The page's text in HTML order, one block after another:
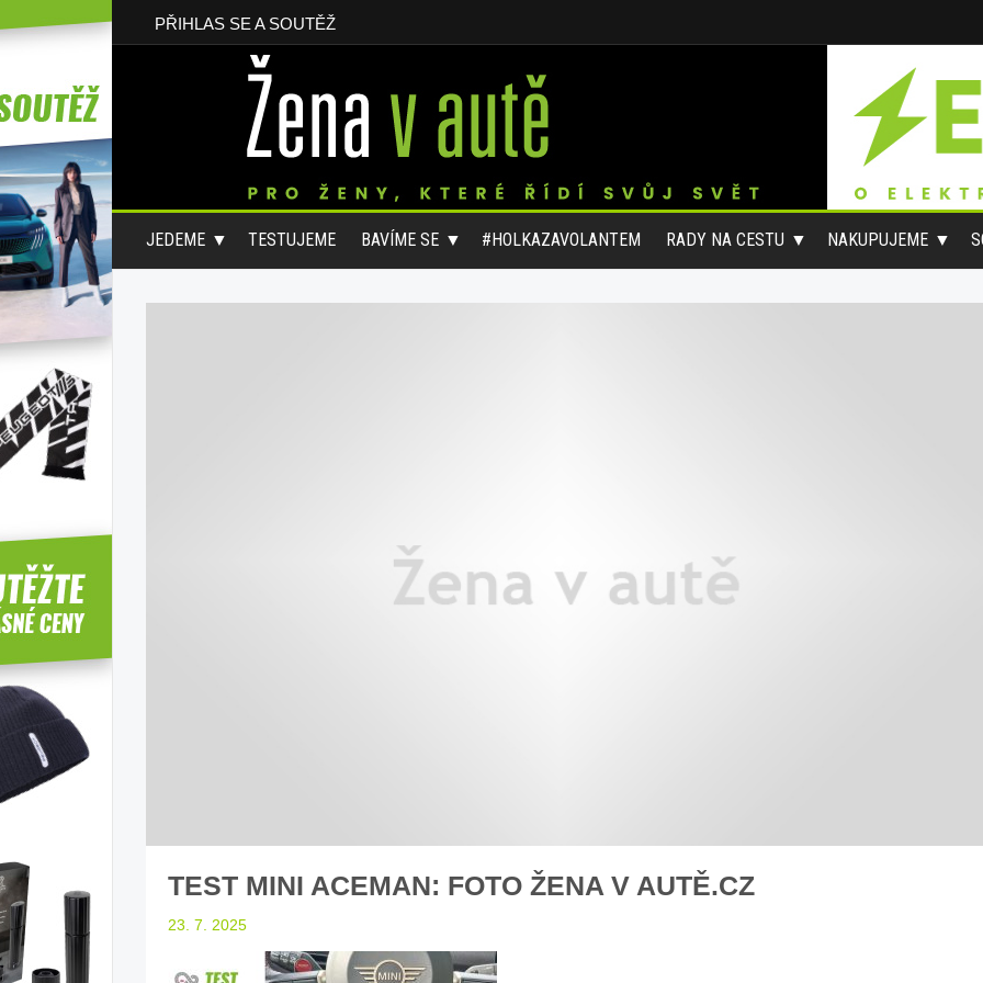
PŘIHLAS SE A SOUTĚŽ
JEDEME TESTUJEME BAVÍME SE #HOLKAZAVOLANTEM RADY NA CESTU NAKUPUJEME
TEST MINI ACEMAN: FOTO ŽENA V AUTĚ.CZ
23. 7. 2025
laické veřejnosti
sleduj náš web ELenka.cz stručně o autosedačkách